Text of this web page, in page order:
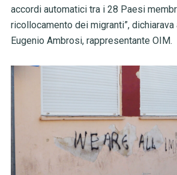
accordi automatici tra i 28 Paesi
ricollocamento dei migranti”, dichiarava
Eugenio Ambrosi, rappresentante OIM.